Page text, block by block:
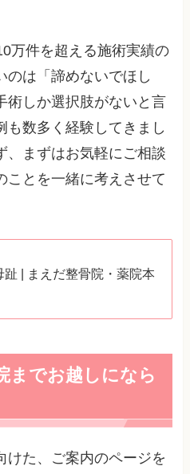
万件を超える施術実績の
のは「諦めないでほし
術しか選択肢がないと言
も数多く経験してきまし
、まずはお気軽にご相談
ことを一緒に考えさせて
趾 | まえだ整骨院・薬院本
までお越しになら
けた、ご案内のページを